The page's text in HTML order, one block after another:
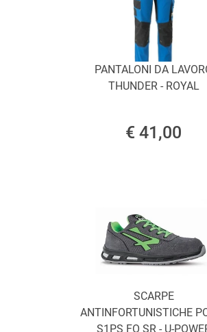
PANTALONI DA
THUNDER - ROYAL
€ 41,00
SCARPE
ANTINFORTUNISTICHE
S1PS FO SR - U-